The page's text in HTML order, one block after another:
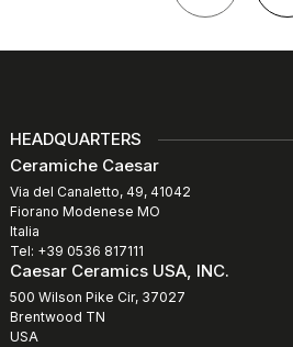
HEADQUARTERS
Ceramiche Caesar
Via del Canaletto, 49, 41042
Fiorano Modenese MO
Italia
Tel: +39 0536 817111
Caesar Ceramics USA, INC.
500 Wilson Pike Cir, 37027
Brentwood TN
USA